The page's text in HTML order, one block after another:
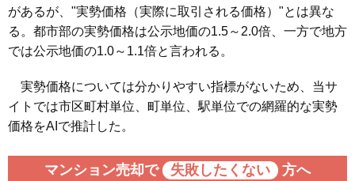
があるが、"実勢価格（実際に取引される価格）"とは異な
る。都市部の実勢価格は公示地価の1.5～2.0倍、一方で地方
では公示地価の1.0～1.1倍と言われる。
実勢価格については分かりやすい指標がないため、当サ
イトでは市区町村単位、町単位、駅単位での網羅的な実勢
価格をAIで推計した。
マンション売却で 失敗したくない
方へ